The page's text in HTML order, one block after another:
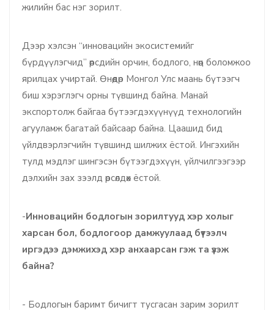
жилийн бас нэг зорилт.
Дээр хэлсэн “инновацийн экосистемийг
бүрдүүлэгчид” өөрсдийн орчин, бодлого, нөөц боломжоо
ярилцах учиртай. Өнөөдөр Монгол Улс маань бүтээгч
биш хэрэглэгч орны түвшинд байна. Манай
экспортолж байгаа бүтээгдэхүүнүүд технологийн
агууламж багатай байсаар байна. Цаашид бид
үйлдвэрлэгчийн түвшинд шилжих ёстой. Ингэхийн
тулд мэдлэг шингэсэн бүтээгдэхүүн, үйлчилгээгээр
дэлхийн зах зээлд өрсөлдөх ёстой.
-Инновацийн бодлогын зорилтууд хэр холыг
харсан бол, бодлогоор дамжуулаад бүтээлч
иргэдээ дэмжихэд хэр анхаарсан гэж та үзэж
байна?
- Бодлогын баримт бичигт тусгасан зарим зорилт